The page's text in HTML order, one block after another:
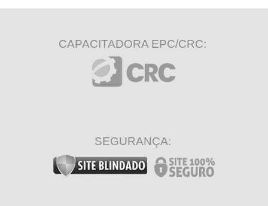
CAPACITADORA EPC/CRC:
SEGURANÇA: